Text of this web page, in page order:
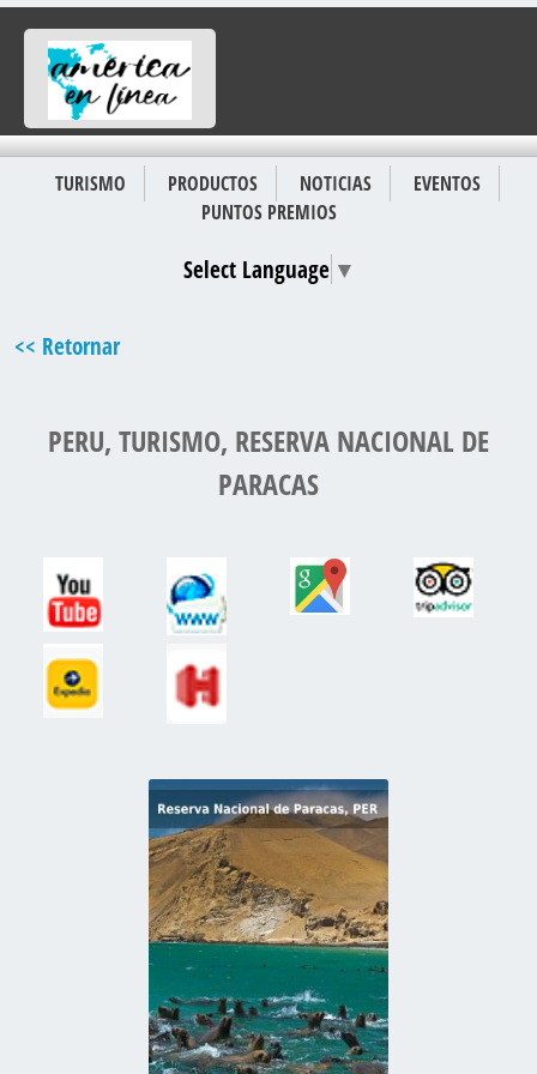
TURISMO PRODUCTOS NOTICIAS
EVENTOS
PUNTOS PREMIOS
Select Language ▼
<< Retornar
PERU, TURISMO, RESERVA NACIONAL DE
PARACAS